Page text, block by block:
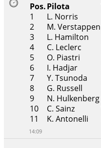
Pos.Pilota
1
L. Norris
2
M. Verstappen
3
L. Hamilton
4
C. Leclerc
5
O. Piastri
6
I. Hadjar
7
Y. Tsunoda
8
G. Russell
9
N. Hulkenberg
10
C. Sainz
11
K. Antonelli
14:09